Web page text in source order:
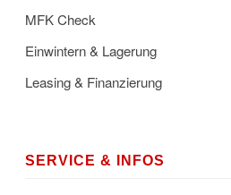
MFK Check
Einwintern & Lagerung
Leasing & Finanzierung
SERVICE & INFOS